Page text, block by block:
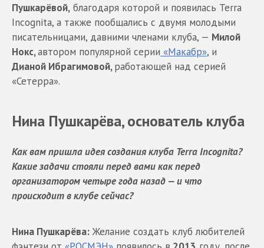
Пушкарёвой, благодаря которой и появилась Terra
Incognita, а также пообщались с двумя молодыми
писательницами, давними членами клуба, — Милой
Нокс,автором популярной серии «Макабр», и
Дианой Ибрагимовой,работающей над серией
«Сетерра».
Нина Пушкарёва, основатель клуба
Как вам пришла идея создания клуба Terra Incognita?
Какие задачи стояли перед вами как перед
организатором четыре года назад — и что
происходит в клубе сейчас?
Нина Пушкарёва: Желание создать клуб любителей